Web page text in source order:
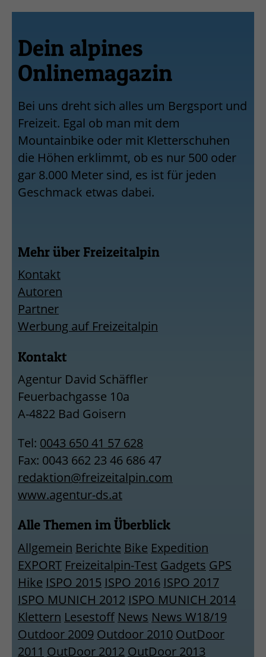
Dein alpines
Onlinemagazin
Bei uns dreht sich alles um Bergsport und
Freizeit. Egal ob man mit dem
Mountainbike oder mit Kletterschuhen
die Höhen erklimmt, ob es nur 500 oder
gar 8.000 Meter sind, es ist für jeden
Geschmack etwas dabei.
Mehr über Freizeitalpin
Kontakt
Autoren
Partner
Werbung auf Freizeitalpin
Kontakt
Agentur David Schäffler
Feuerbachgasse 10a
A-4822 Bad Goisern
Tel: 0043 650 41 57 628
Fax: 0043 662 23 46 686 47
redaktion@freizeitalpin.com
www.agentur-ds.at
Alle Themen im Überblick
Allgemein Berichte Bike Expedition
EXPORT Freizeitalpin-Test Gadgets GPS
Hike ISPO 2015 ISPO 2016 ISPO 2017
ISPO MUNICH 2012 ISPO MUNICH 2014
Klettern Lesestoff News News W18/19
Outdoor 2009 Outdoor 2010 OutDoor
2011 OutDoor 2012 OutDoor 2013